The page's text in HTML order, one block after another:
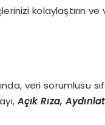
kolaylaştırın
veri
Açık Rıza,